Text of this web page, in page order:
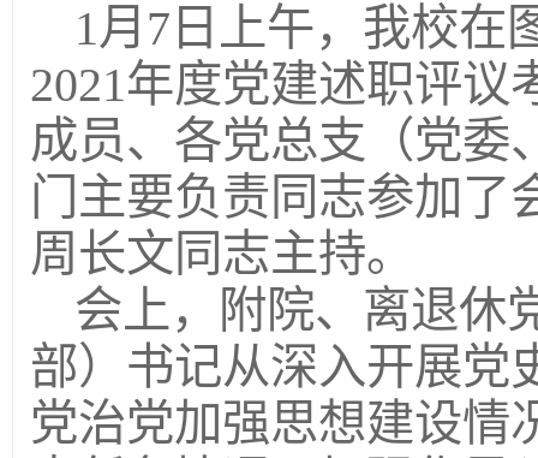
1月7日上午，我校在
2021年度党建述职评
成员、各党总支（党委
门主要负责同志参加了
周长文同志主持。
会上，附院、离退休
部）书记从深入开展党
党治党加强思想建设情